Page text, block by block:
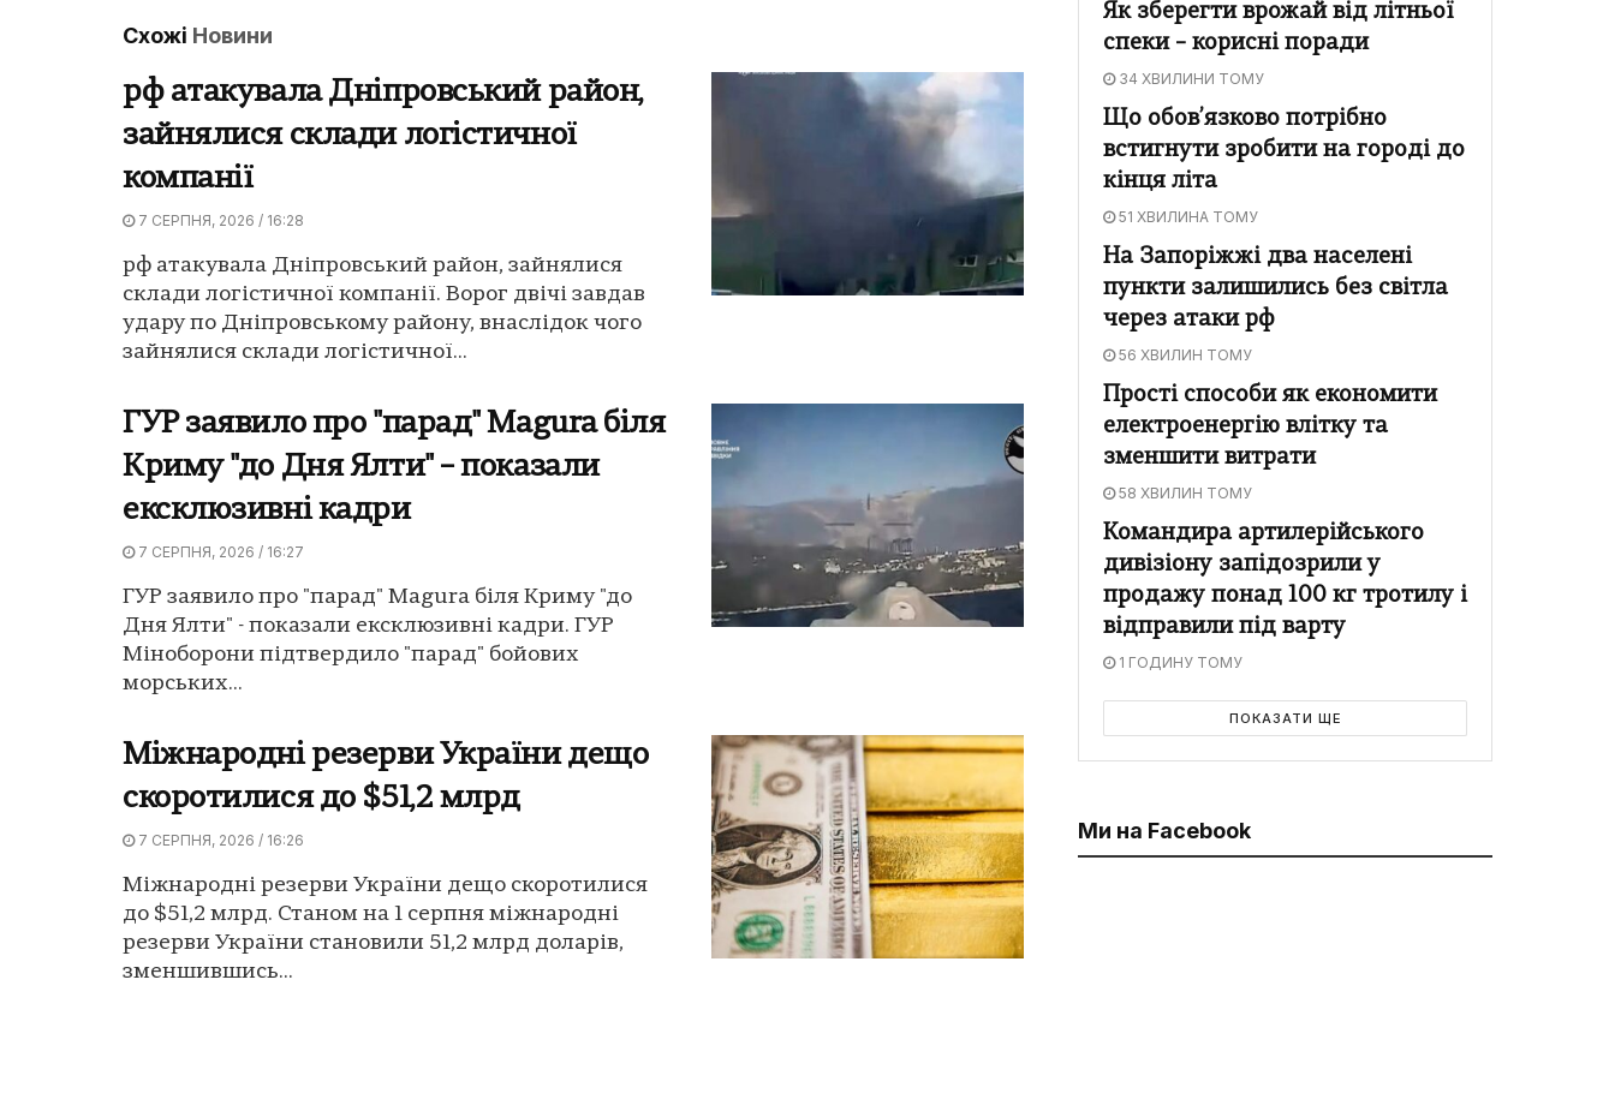
Схожі Новини
рф атакувала Дніпровський район,
зайнялися склади логістичної
компанії
7 СЕРПНЯ, 2026 / 16:28
рф атакувала Дніпровський район, зайнялися
склади логістичної компанії. Ворог двічі завдав
удару по Дніпровському району, внаслідок чого
зайнялися склади логістичної...
ГУР заявило про "парад" Magura біля
Криму "до Дня Ялти" – показали
ексклюзивні кадри
7 СЕРПНЯ, 2026 / 16:27
ГУР заявило про "парад" Magura біля Криму "до
Дня Ялти" - показали ексклюзивні кадри. ГУР
Міноборони підтвердило "парад" бойових
морських...
Міжнародні резерви України дещо
скоротилися до $51,2 млрд
7 СЕРПНЯ, 2026 / 16:26
Міжнародні резерви України дещо скоротилися
до $51,2 млрд. Станом на 1 серпня міжнародні
резерви України становили 51,2 млрд доларів,
зменшившись...
Як зберегти врожай від літньої
спеки – корисні поради
34 ХВИЛИНИ ТОМУ
Що обов’язково потрібно
встигнути зробити на городі до
кінця літа
51 ХВИЛИНА ТОМУ
На Запоріжжі два населені
пункти залишились без світла
через атаки рф
56 ХВИЛИН ТОМУ
Прості способи як економити
електроенергію влітку та
зменшити витрати
58 ХВИЛИН ТОМУ
Командира артилерійського
дивізіону запідозрили у
продажу понад 100 кг тротилу і
відправили під варту
1 ГОДИНУ ТОМУ
ПОКАЗАТИ ЩЕ
Ми на Facebook